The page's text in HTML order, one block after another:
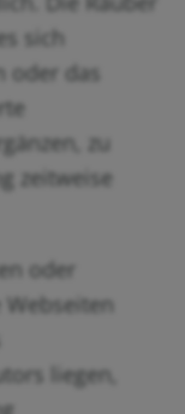
sich
oder das
zu
zeitweise
oder
liegen,